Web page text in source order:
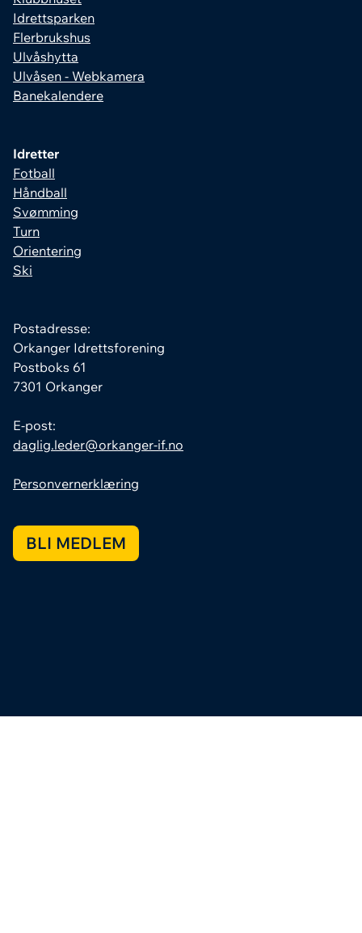
Idrettsparken
Flerbrukshus
Ulvåshytta
Ulvåsen - Webkamera
Banekalendere
Idretter
Fotball
Håndball
Svømming
Turn
Orientering
Ski
Postadresse:
Orkanger Idrettsforening
Postboks 61
7301 Orkanger
E-post:
daglig.leder@orkanger-if.no
Personvernerklæring
BLI MEDLEM